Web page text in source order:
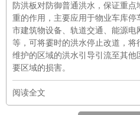
防洪板对防御普通洪水，保证重
重的作用，主要应用于物业车库
市建筑物设备、轨道交通、能源
等，可将霎时的洪水停止改道，
维护的区域的洪水引导引流至其
要区域的损害。
阅读全文